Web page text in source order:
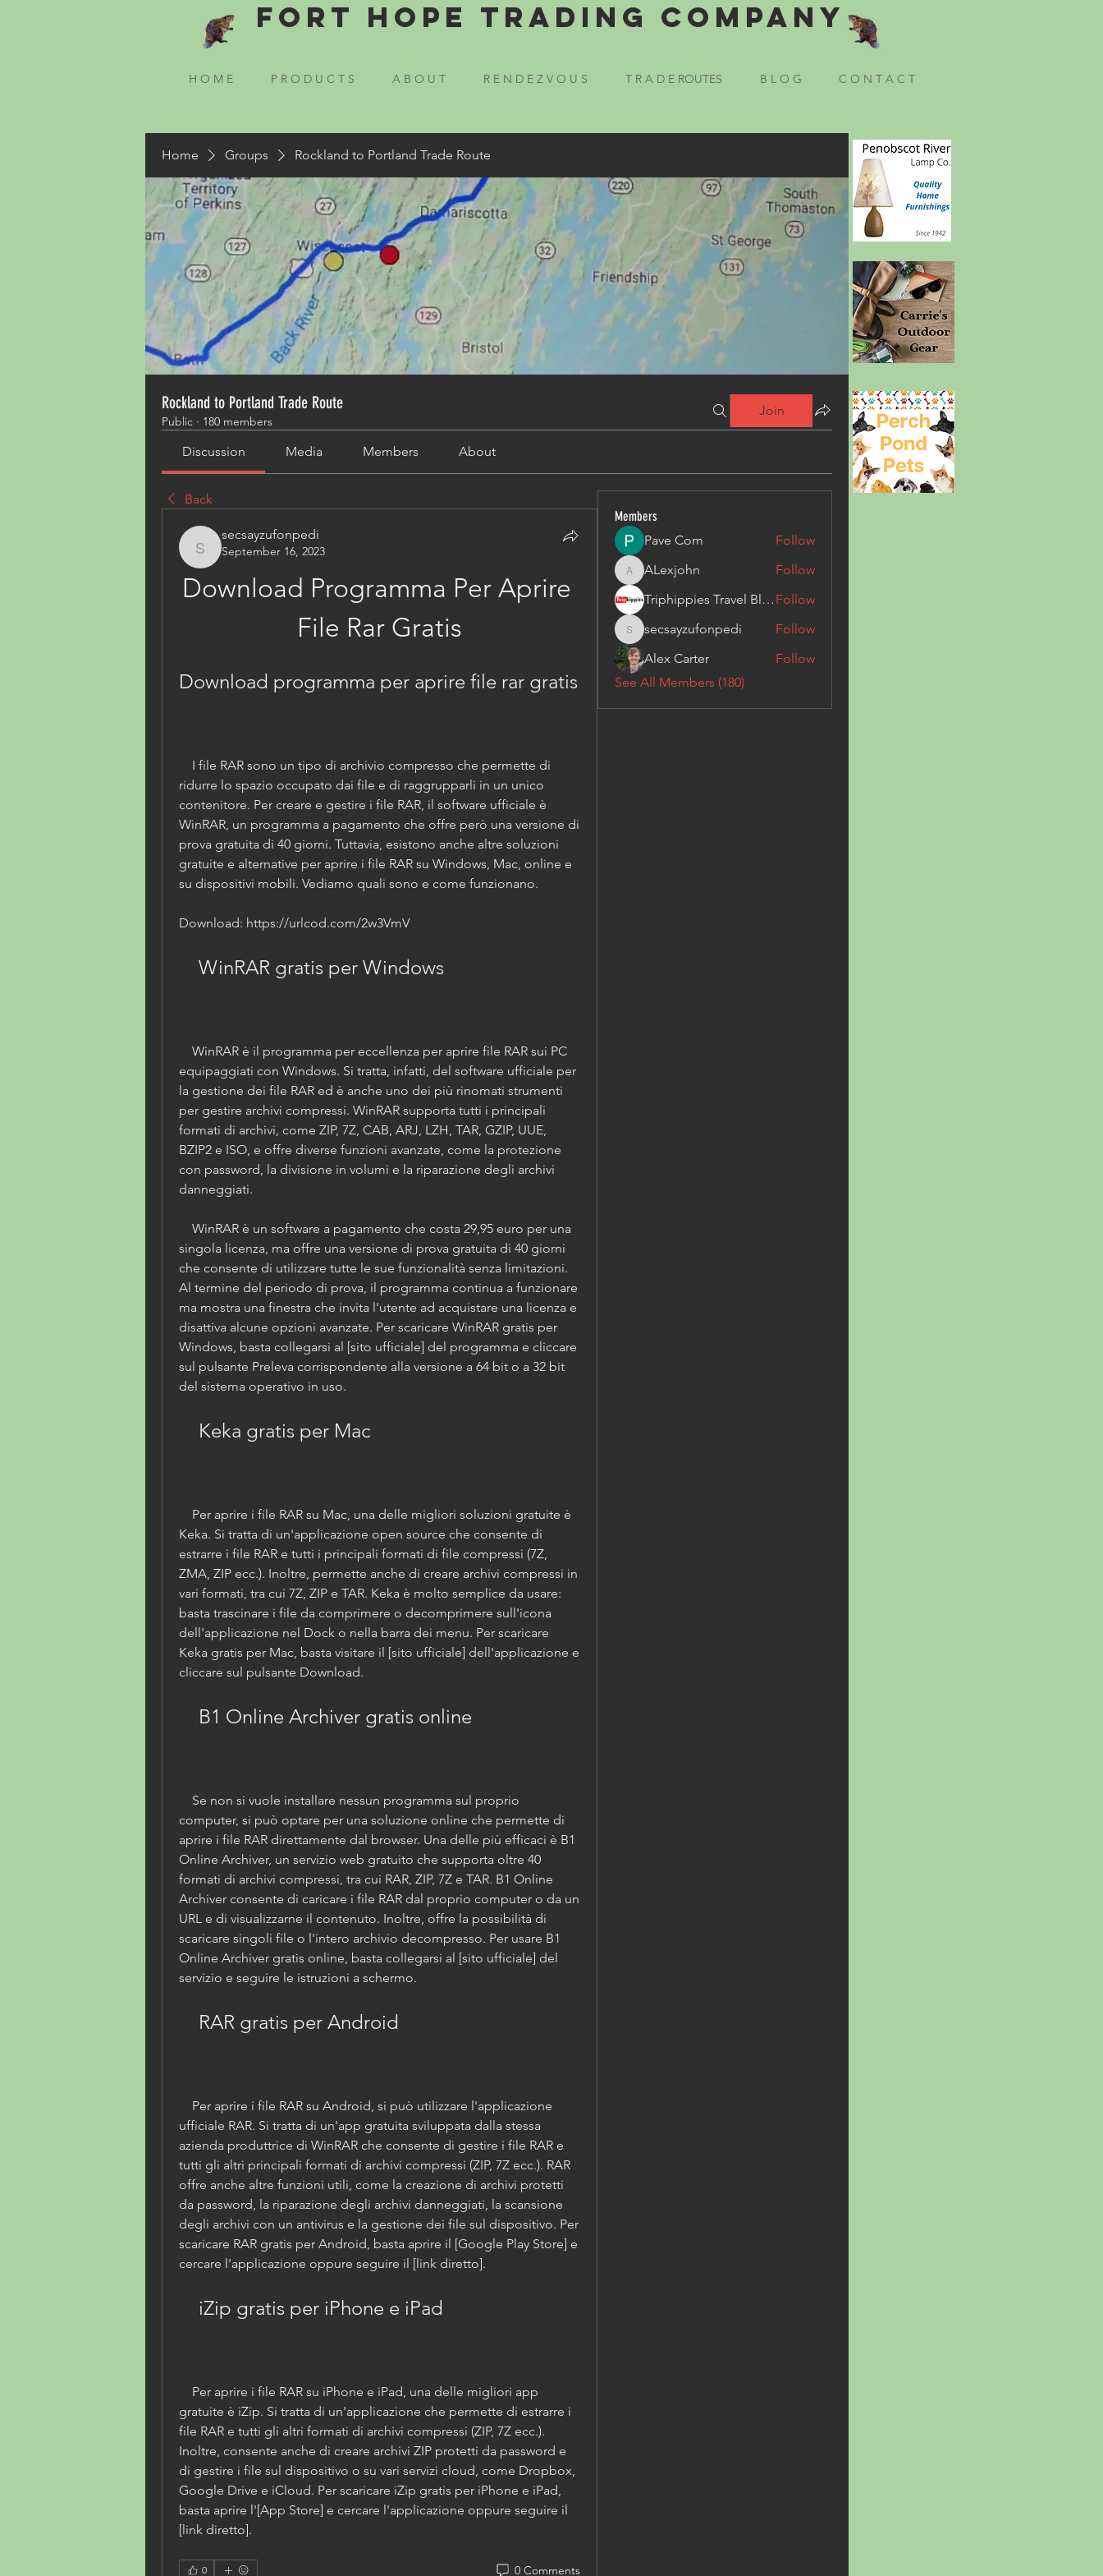
Fort Hope Trading Company
H O M E P R O D U C T S A B O U T R E N D E Z V O U S T R A D E ROUTES B L O G C O N T A C T
Home Groups Rockland to Portland Trade Route
Rockland to Portland Trade Route
Public · 180 members
Join
Discussion Media Members About
Back
secsayzufonpedi
secsayzufonpedi
September 16, 2023
Download Programma Per Aprire
File Rar Gratis
Download programma per aprire file rar gratis
ridurre lo spazio occupato dai file e di raggrupparli in un unico
contenitore. Per creare e gestire i file RAR, il software ufficiale è
WinRAR, un programma a pagamento che offre però una versione di
prova gratuita di 40 giorni. Tuttavia, esistono anche altre soluzioni
gratuite e alternative per aprire i file RAR su Windows, Mac, online e
su dispositivi mobili. Vediamo quali sono e come funzionano.
Download: https://urlcod.com/2w3VmV
    WinRAR gratis per Windows
equipaggiati con Windows. Si tratta, infatti, del software ufficiale per
la gestione dei file RAR ed è anche uno dei più rinomati strumenti
per gestire archivi compressi. WinRAR supporta tutti i principali
formati di archivi, come ZIP, 7Z, CAB, ARJ, LZH, TAR, GZIP, UUE,
BZIP2 e ISO, e offre diverse funzioni avanzate, come la protezione
con password, la divisione in volumi e la riparazione degli archivi
danneggiati.
singola licenza, ma offre una versione di prova gratuita di 40 giorni
che consente di utilizzare tutte le sue funzionalità senza limitazioni.
Al termine del periodo di prova, il programma continua a funzionare
ma mostra una finestra che invita l'utente ad acquistare una licenza e
disattiva alcune opzioni avanzate. Per scaricare WinRAR gratis per
Windows, basta collegarsi al [sito ufficiale] del programma e cliccare
sul pulsante Preleva corrispondente alla versione a 64 bit o a 32 bit
del sistema operativo in uso.
    Keka gratis per Mac
Keka. Si tratta di un'applicazione open source che consente di
estrarre i file RAR e tutti i principali formati di file compressi (7Z,
ZMA, ZIP ecc.). Inoltre, permette anche di creare archivi compressi in
vari formati, tra cui 7Z, ZIP e TAR. Keka è molto semplice da usare:
basta trascinare i file da comprimere o decomprimere sull'icona
dell'applicazione nel Dock o nella barra dei menu. Per scaricare
Keka gratis per Mac, basta visitare il [sito ufficiale] dell'applicazione e
cliccare sul pulsante Download.
    B1 Online Archiver gratis online
computer, si può optare per una soluzione online che permette di
aprire i file RAR direttamente dal browser. Una delle più efficaci è B1
Online Archiver, un servizio web gratuito che supporta oltre 40
formati di archivi compressi, tra cui RAR, ZIP, 7Z e TAR. B1 Online
Archiver consente di caricare i file RAR dal proprio computer o da un
URL e di visualizzarne il contenuto. Inoltre, offre la possibilità di
scaricare singoli file o l'intero archivio decompresso. Per usare B1
Online Archiver gratis online, basta collegarsi al [sito ufficiale] del
servizio e seguire le istruzioni a schermo.
    RAR gratis per Android
ufficiale RAR. Si tratta di un'app gratuita sviluppata dalla stessa
azienda produttrice di WinRAR che consente di gestire i file RAR e
tutti gli altri principali formati di archivi compressi (ZIP, 7Z ecc.). RAR
offre anche altre funzioni utili, come la creazione di archivi protetti
da password, la riparazione degli archivi danneggiati, la scansione
degli archivi con un antivirus e la gestione dei file sul dispositivo. Per
scaricare RAR gratis per Android, basta aprire il [Google Play Store] e
cercare l'applicazione oppure seguire il [link diretto].
    iZip gratis per iPhone e iPad
gratuite è iZip. Si tratta di un'applicazione che permette di estrarre i
file RAR e tutti gli altri formati di archivi compressi (ZIP, 7Z ecc.).
Inoltre, consente anche di creare archivi ZIP protetti da password e
di gestire i file sul dispositivo o su vari servizi cloud, come Dropbox,
Google Drive e iCloud. Per scaricare iZip gratis per iPhone e iPad,
basta aprire l'[App Store] e cercare l'applicazione oppure seguire il
[link diretto].
0 0 Comments
Members
Pave Com
Follow
ALexjohn
ALexjohn
Follow
Triphippies Travel Blog Follow
secsayzufonpedi
secsayzufonpedi
Follow
Alex Carter
Follow
See All Members (180)